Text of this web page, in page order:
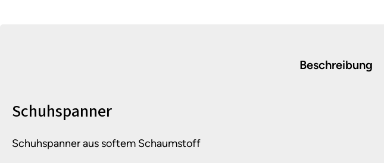
Beschreibung
Produktinformationen
Schuhspanner
Schuhspanner aus softem Schaumstoff